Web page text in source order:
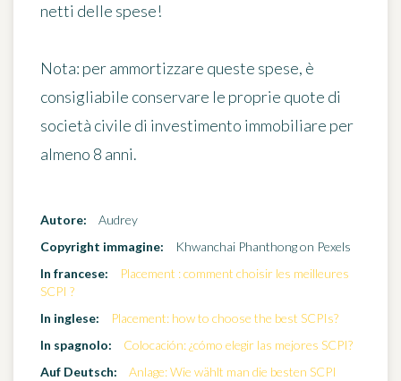
netti delle spese!
Nota: per ammortizzare queste spese, è
consigliabile conservare le proprie quote di
società civile di investimento immobiliare per
almeno 8 anni.
Autore:
Audrey
Copyright immagine:
Khwanchai Phanthong on Pexels
In francese:
Placement : comment choisir les meilleures
SCPI ?
In inglese:
Placement: how to choose the best SCPIs?
In spagnolo:
Colocación: ¿cómo elegir las mejores SCPI?
Auf Deutsch:
Anlage: Wie wählt man die besten SCPI